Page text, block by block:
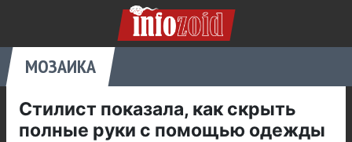
МОЗАИКА
Стилист показала, как скрыть
полные руки с помощью одежды